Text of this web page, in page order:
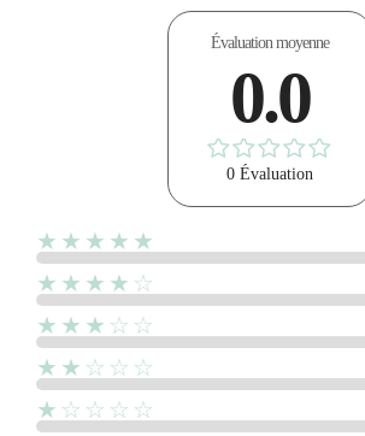
Évaluation moyenne
0.0
0 Évaluation
★★★★★
★★★★☆
★★★☆☆
★★☆☆☆
★☆☆☆☆